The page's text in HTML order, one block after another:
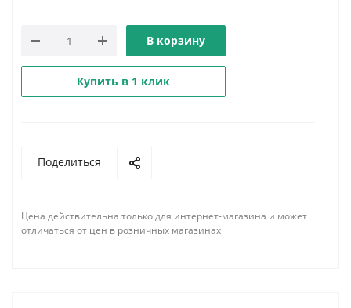
В корзину
Купить в 1 клик
Поделиться
Цена действительна только для интернет-магазина и может
отличаться от цен в розничных магазинах